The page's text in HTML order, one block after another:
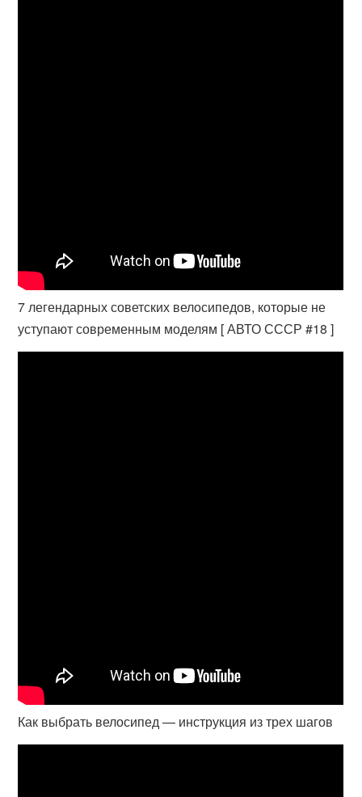
7 легендарных советских велосипедов, которые не
уступают современным моделям [ АВТО СССР #18 ]
Как выбрать велосипед — инструкция из трех шагов